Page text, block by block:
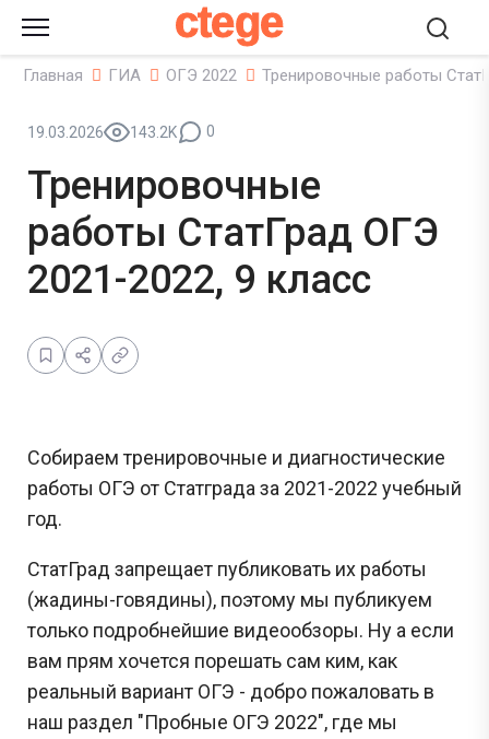
ctege
Главная ГИА ОГЭ 2022 Тренировочные работы
19.03.2026 143.2K 0
Тренировочные
работы СтатГрад ОГЭ
2021-2022, 9 класс
Собираем тренировочные и диагностические
работы ОГЭ от Статграда за 2021-2022 учебный
год.
СтатГрад запрещает публиковать их работы
(жадины-говядины), поэтому мы публикуем
только подробнейшие видеообзоры. Ну а если
вам прям хочется порешать сам ким, как
реальный вариант ОГЭ - добро пожаловать в
наш раздел "Пробные ОГЭ 2022", где мы